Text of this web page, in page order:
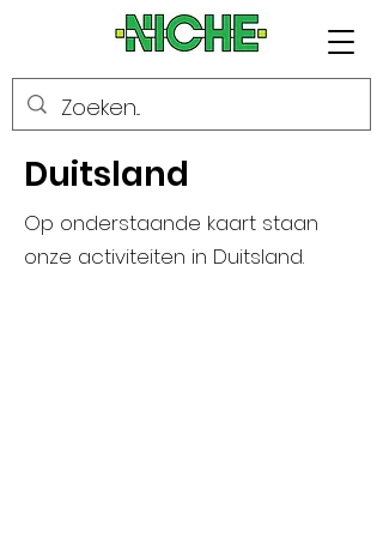
Duitsland
Op onderstaande kaart staan
onze activiteiten in Duitsland.